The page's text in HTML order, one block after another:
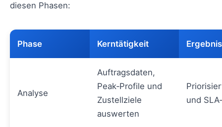
diesen Phasen:
Phase Kerntätigkeit Ergebnis
Analyse
Auftragsdaten,
Peak‑Profile und
Zustellziele
auswerten
und